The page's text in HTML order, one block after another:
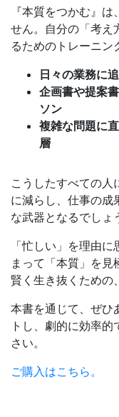
『本質をつかむ』
せん。自分の「考え
るためのトレーニン
日々の業務に
企画書や提案
ソン
複雑な問題に
層
こうしたすべての人
に減らし、仕事の成
な武器となるでしょ
「忙しい」を理由
まって「本質」を
賢く生き抜くための
本書を通じて、ぜひ
トし、劇的に効率
さい。
ご購入はこちら。